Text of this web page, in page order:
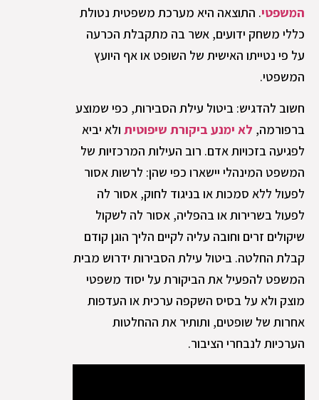
המשפטי. התוצאה היא מערכת משפטית נטולת
כללי משחק ידועים, אשר בה מתקבלת הכרעה
על פי נטייתו האישית של השופט או אף היועץ
המשפטי.
חשוב להדגיש: ביטול עילת הסבירות, כפי שמוצע
ברפורמה, לא ימנע ביקורת שיפוטית ולא יביא
לפגיעה בזכויות אדם. רוב העילות המרכזיות של
המשפט המינהלי יישארו כפי שהן: לרשות אסור
לפעול ללא סמכות או בניגוד לחוק, אסור לה
לפעול בשרירות או בהפליה, אסור לה לשקול
שיקולים זרים וחובה עליה לקיים הליך הוגן קודם
קבלת החלטה. ביטול עילת הסבירות ידרוש מבית
המשפט להפעיל את הביקורת על יסוד משפטי
מוצק ולא על בסיס השקפה ערכית או העדפות
אחרות של שופטים, ותותיר את ההחלטות
הערכיות לנבחרי הציבור.